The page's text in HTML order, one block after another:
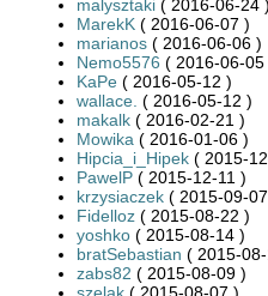
malysztaki ( 2016-06-24 )
MarekK ( 2016-06-07 )
marianos ( 2016-06-06 )
Nemo5576 ( 2016-06-05
KaPe ( 2016-05-12 )
wallace. ( 2016-05-12 )
makalk ( 2016-02-21 )
Mowika ( 2016-01-06 )
Hipcia_i_Hipek ( 2015-
PawelP ( 2015-12-11 )
krzysiaczek ( 2015-09-
Fidelloz ( 2015-08-22 )
yoshko ( 2015-08-14 )
bratSebastian ( 2015-
zabs82 ( 2015-08-09 )
szelak ( 2015-08-07 )